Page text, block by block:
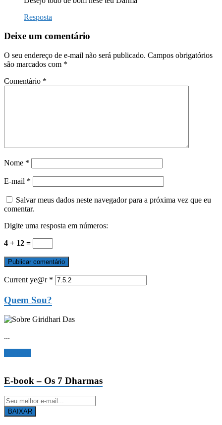
Resposta
Deixe um comentário
O seu endereço de e-mail não será publicado. Campos obrigatórios
são marcados com *
Comentário *
Nome *
E-mail *
Salvar meus dados neste navegador para a próxima vez que eu
comentar.
Digite uma resposta em números:
4 + 12 =
Current ye@r *
Quem Sou?
...
E-book – Os 7 Dharmas
BAIXAR